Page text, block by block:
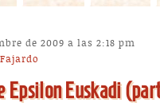
Epsilon Euskadi
de 2009 a las 2:18 pm